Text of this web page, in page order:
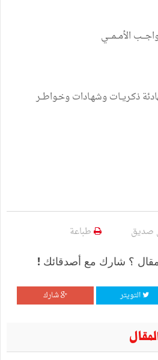
الأمــمـــي
ذكـريــات وشهـادات وخـواطــر
صديق طباعة
؟ شارك مع أصدقائك !
التويتر شارك